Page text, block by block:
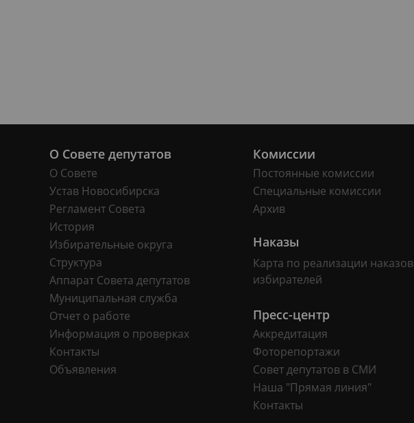
О Совете депутатов
О Совете
Устав Новосибирска
Регламент Совета
История
Избирательные округа
Структура
Аппарат Совета депутатов
Муниципальная служба
Отчет о работе
Информация о проверках
Контакты
Объявления
Комиссии
Постоянные комиссии
Специальные комиссии
Архив
Наказы
Карта по реализации наказов
избирателей
Пресс-центр
Аккредитация
Фоторепортажи
Совет депутатов в СМИ
Наша "Прямая линия"
Контакты